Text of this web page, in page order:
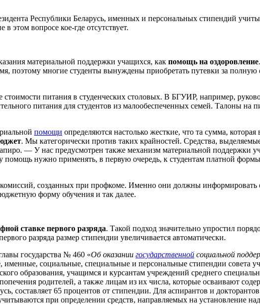
Республики Беларусь, именных и персональных стипендий
этом вопросе кое-где отсутствует.
материальной поддержки учащихся, как помощь на оздоровление
поэтому многие студенты вынуждены приобретать путевки за полную
питания в студенческих столовых. В БГУИР, например,
питания для студентов из малообеспеченных семей. Талоны на
помощи определяются настолько жесткие, что та сумма, которая
. Мы категорически против таких крайностей. Средства,
— У нас предусмотрен также механизм материальной поддержки
нужно применять, в первую очередь, к студентам платной
созданных при профкоме. Именно они должны информировать
форму обучения и так далее.
ставке первого разряда. Такой подход значительно упростил
разряда размер стипендии увеличивается автоматически.
государства № 460 «Об оказании государственной социальной
социальные, специальные и персональные стипендии совета
образования, учащимся и курсантам учреждений среднего
родителей, а также лицам из их числа, которые осваивают
составляет 65 процентов от стипендии. Для аспирантов и
при определении средств, направляемых на установление